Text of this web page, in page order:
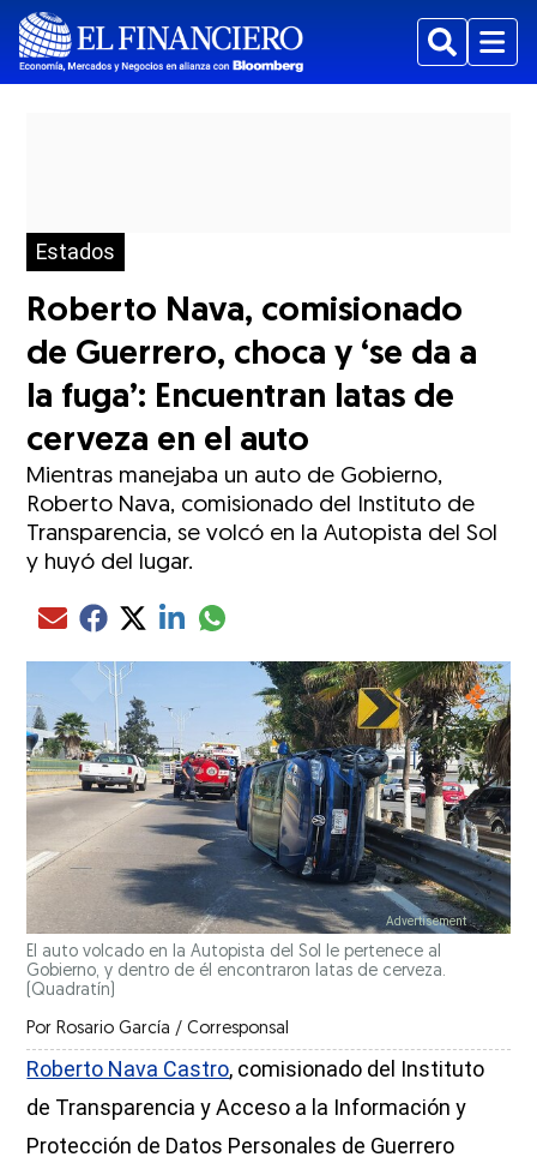
BuscarMenu
Estados
Roberto Nava, comisionado
de Guerrero, choca y ‘se da a
la fuga’: Encuentran latas de
cerveza en el auto
Mientras manejaba un auto de Gobierno,
Roberto Nava, comisionado del Instituto de
Transparencia, se volcó en la Autopista del Sol
y huyó del lugar.
Compartir el artículo actual mediante Email
Compartir el artículo actual mediante Facebook
Compartir el artículo actual mediante Twitter
Compartir el artículo actual mediante LinkedIn
Compartir el artículo actual mediante
El auto volcado en la Autopista del Sol le pertenece al
Gobierno, y dentro de él encontraron latas de cerveza.
(Quadratín)
Por Rosario García / Corresponsal
Roberto Nava Castro, comisionado del Instituto
de Transparencia y Acceso a la Información y
Protección de Datos Personales de Guerrero